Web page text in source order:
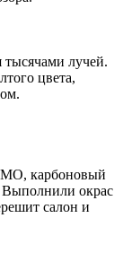
тысячами лучей.
цвета,
карбоновый
окрас
салон и